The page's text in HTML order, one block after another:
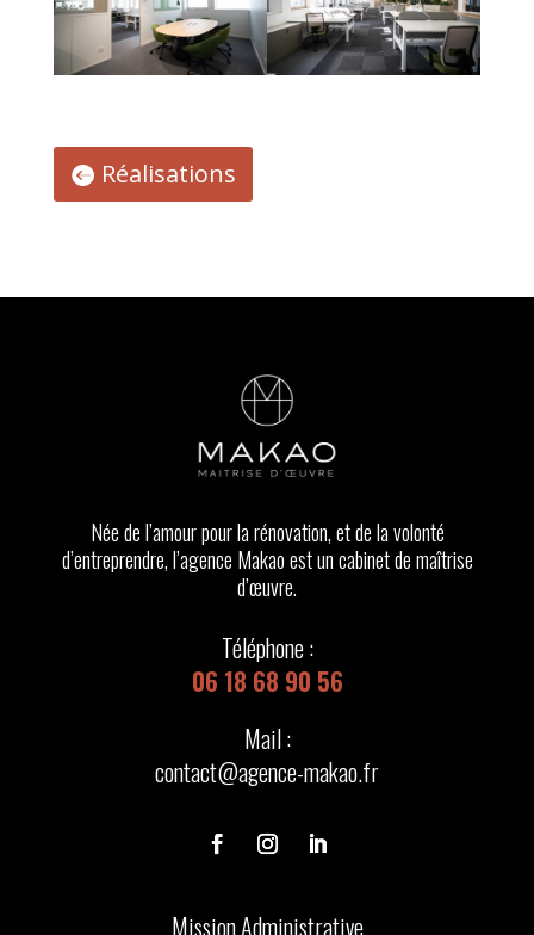
Réalisations
Née de l’amour pour la rénovation, et de la volonté
d’entreprendre, l’agence Makao est un cabinet de maîtrise
d’œuvre.
Téléphone :
06 18 68 90 56
Mail :
contact@agence-makao.fr
Mission Administrative